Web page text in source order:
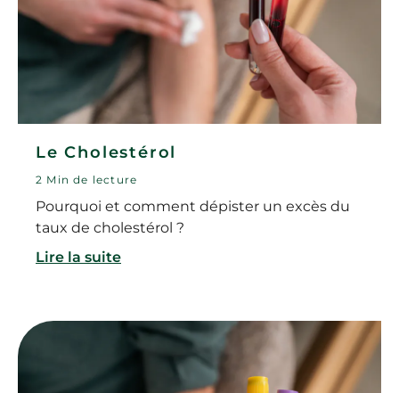
Le Cholestérol
2 Min de lecture
Pourquoi et comment dépister un excès du
taux de cholestérol ?
Lire la suite